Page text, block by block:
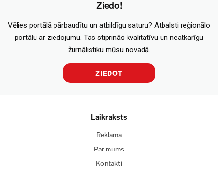
Ziedo!
Vēlies portālā pārbaudītu un atbildīgu saturu? Atbalsti reģionālo
portālu ar ziedojumu. Tas stiprinās kvalitatīvu un neatkarīgu
žurnālistiku mūsu novadā.
ZIEDOT
Laikraksts
Reklāma
Par mums
Kontakti